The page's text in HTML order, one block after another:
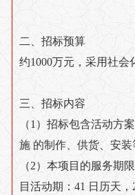
二、招标预算
约1000万元，采用社会
三、招标内容
（1）招标包含活动方
施 的制作、供货、安装
（2）本项目的服务期
目活动期：41 日历天，